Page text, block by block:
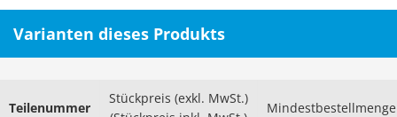
Varianten dieses Produkts
Teilenummer
Stückpreis (exkl. MwSt.)
Mindestbestellmenge